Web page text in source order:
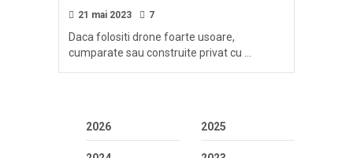
21 mai 2023 7
Daca folositi drone foarte usoare,
cumparate sau construite privat cu …
2026 2025